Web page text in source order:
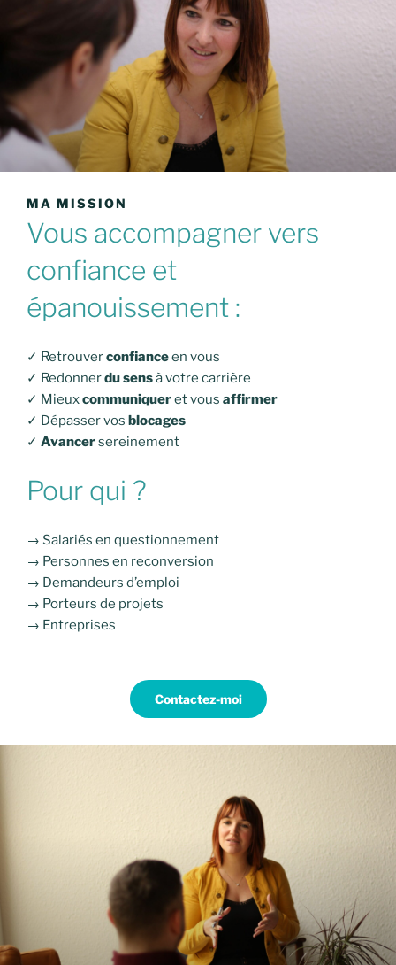
MA MISSION
Vous accompagner vers
confiance et
épanouissement :
✓ Retrouverconfianceen vous
✓ Redonnerdu sensà votre carrière
✓ Mieuxcommuniqueret vous affirmer
✓ Dépasser vos blocages
✓ Avancersereinement
Pour qui ?
→ Salariés en questionnement
→ Personnes en reconversion
→ Demandeurs d’emploi
→ Porteurs de projets
→ Entreprises
Contactez-moi